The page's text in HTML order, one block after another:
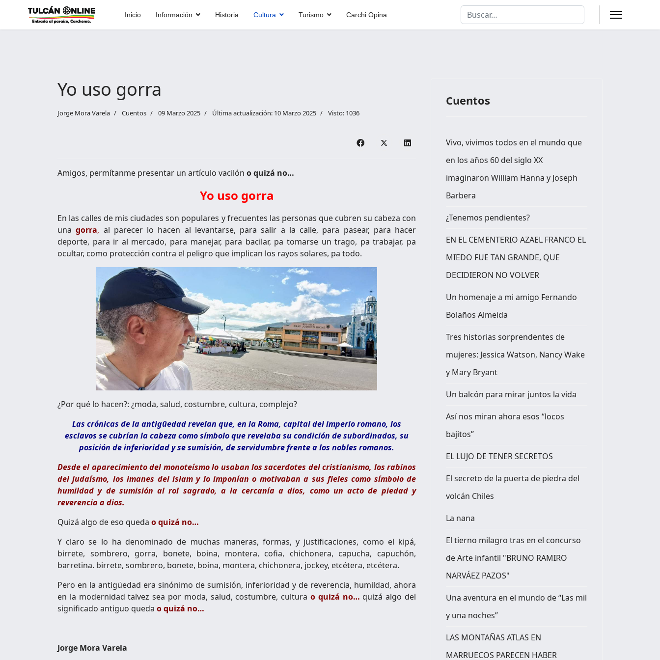
Inicio Información Historia Cultura Turismo Carchi Opina
Buscar
Type 2 or more characters for results.
Yo uso gorra
Jorge Mora Varela Cuentos 09 Marzo 2025 Última actualización: 10 Marzo 2025 Visto: 1036
Amigos, permítanme presentar un artículo vacilón o quizá no…
Yo uso gorra
En las calles de mis ciudades son populares y frecuentes las personas que cubren su cabeza con
unagorra, al parecer lo hacen al levantarse, para salir a la calle, para pasear, para hacer
deporte, para ir al mercado, para manejar, para bacilar, pa tomarse un trago, pa trabajar, pa
ocultar, como protección contra el peligro que implican los rayos solares, pa todo.
¿Por qué lo hacen?: ¿moda, salud, costumbre, cultura, complejo?
Las crónicas de la antigüedad revelan que, en la Roma, capital del imperio romano, los
esclavos se cubrían la cabeza como símbolo que revelaba su condición de subordinados, su
posición de inferioridad y se sumisión, de servidumbre frente a los nobles romanos.
Desde el aparecimiento del monoteísmo lo usaban los sacerdotes del cristianismo, los rabinos
del judaísmo, los imanes del islam y lo imponían o motivaban a sus fieles como símbolo de
humildad y de sumisión al rol sagrado, a la cercanía a dios, como un acto de piedad y
reverencia a dios.
Quizá algo de eso queda o quizá no…
Y claro se lo ha denominado de muchas maneras, formas, y justificaciones, como el kipá,
birrete, sombrero, gorra, bonete, boina, montera, cofia, chichonera, capucha, capuchón,
barretina. birrete, sombrero, bonete, boina, montera, chichonera, jockey, etcétera, etcétera.
Pero en la antigüedad era sinónimo de sumisión, inferioridad y de reverencia, humildad, ahora
en la modernidad talvez sea por moda, salud, costumbre, cultura o quizá no… quizá algo del
significado antiguo queda o quizá no…
Jorge Mora Varela
Cuentos
Vivo, vivimos todos en el mundo que
en los años 60 del siglo XX
imaginaron William Hanna y Joseph
Barbera
¿Tenemos pendientes?
EN EL CEMENTERIO AZAEL FRANCO EL
MIEDO FUE TAN GRANDE, QUE
DECIDIERON NO VOLVER
Un homenaje a mi amigo Fernando
Bolaños Almeida
Tres historias sorprendentes de
mujeres: Jessica Watson, Nancy Wake
y Mary Bryant
Un balcón para mirar juntos la vida
Así nos miran ahora esos “locos
bajitos”
EL LUJO DE TENER SECRETOS
El secreto de la puerta de piedra del
volcán Chiles
La nana
El tierno milagro tras en el concurso
de Arte infantil "BRUNO RAMIRO
NARVÁEZ PAZOS"
Una aventura en el mundo de “Las mil
y una noches”
LAS MONTAÑAS ATLAS EN
MARRUECOS PARECEN HABER